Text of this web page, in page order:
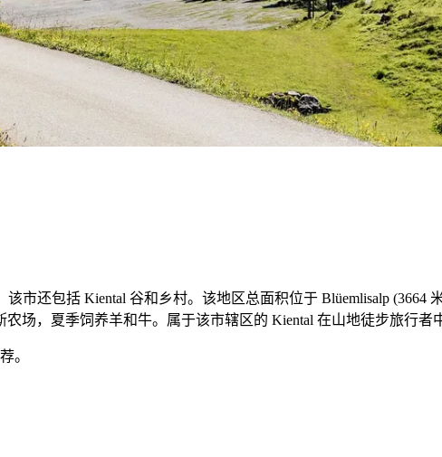
该市还包括 Kiental 谷和乡村。该地区总面积位于 Blüemlisalp
农场，夏季饲养羊和牛。属于该市辖区的 Kiental 在山地徒步旅行者
。